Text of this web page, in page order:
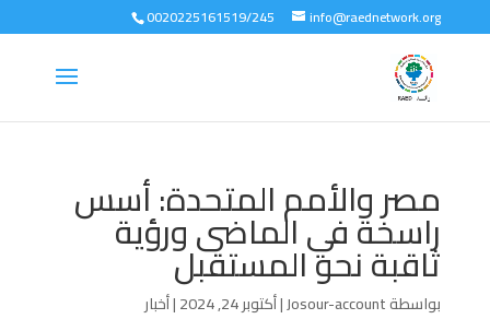
0020225161519/245 info@raednetwork.org
مصر والأمم المتحدة: أسس
راسخة في الماضى ورؤية
ثاقبة نحو المستقبل
بواسطةJosour-account
|أكتوبر 24, 2024 |أخبار